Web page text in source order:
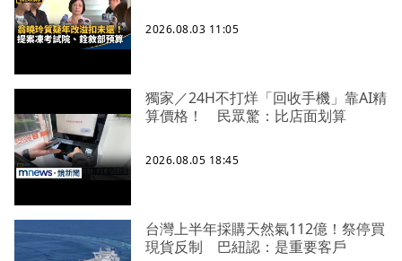
2026.08.03 11:05
獨家／24H不打烊「回收手機」靠AI精
算價格！ 民眾驚：比店面划算
2026.08.05 18:45
台灣上半年採購天然氣112億！祭停買
現貨反制 巴紐認：是重要客戶